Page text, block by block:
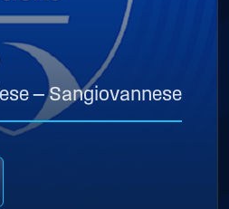
— Sangiovannese